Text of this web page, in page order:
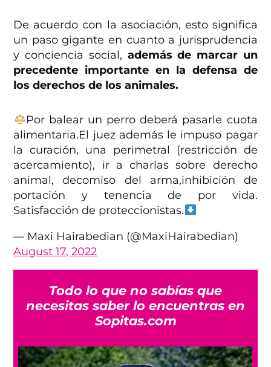
De acuerdo con la asociación, esto significa
un paso gigante en cuanto a jurisprudencia
y conciencia social, además de marcar un
precedente importante en la defensa de
los derechos de los animales.
Por balear un perro deberá pasarle cuota
alimentaria.El juez además le impuso pagar
la curación, una perimetral (restricción de
acercamiento), ir a charlas sobre derecho
animal, decomiso del arma,inhibición de
portación y tenencia de por vida.
Satisfacción de proteccionistas.
— Maxi Hairabedian (@MaxiHairabedian)
August 17, 2022
Todo lo que no sabías que
necesitas saber lo encuentras en
Sopitas.com